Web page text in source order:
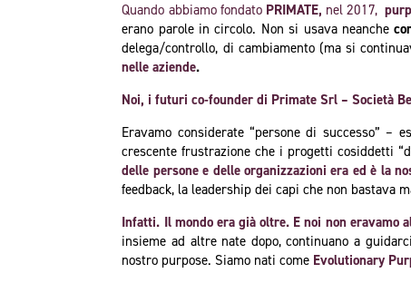
Quando abbiamo fondato PRIMATE, nel 2017,
erano parole in circolo. Non si usava neanche
delega/controllo, di cambiamento (ma si
nelle aziende.
Noi, i futuri co-founder di Primate Srl – Società
Eravamo considerate “persone di successo” –
crescente frustrazione che i progetti cosiddetti
delle persone e delle organizzazioni era ed è la
feedback, la leadership dei capi che non bastava
Infatti. Il mondo era già oltre. E noi non eravamo
insieme ad altre nate dopo, continuano a
nostro purpose. Siamo nati come Evolutionary